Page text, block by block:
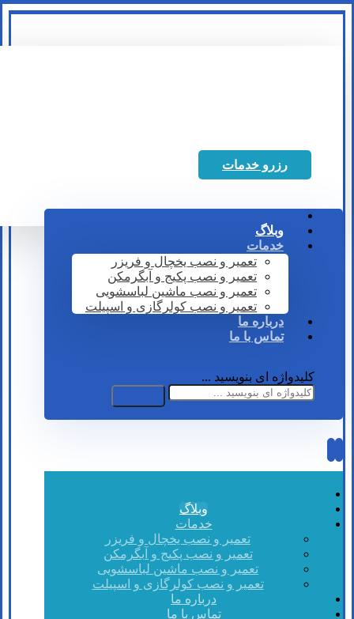
رزرو خدمات
وبلاگ
خدمات
تعمیر و نصب یخچال و فریزر
تعمیر و نصب پکیج و آبگرمکن
تعمیر و نصب ماشین لباسشویی
تعمیر و نصب کولرگازی و اسپیلت
درباره ما
تماس با ما
کلیدواژه ای بنویسید ...
وبلاگ
خدمات
تعمیر و نصب یخچال و فریزر
تعمیر و نصب پکیج و آبگرمکن
تعمیر و نصب ماشین لباسشویی
تعمیر و نصب کولرگازی و اسپیلت
درباره ما
تماس با ما